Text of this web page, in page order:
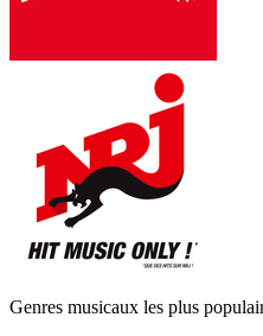
Genres musicaux les plus